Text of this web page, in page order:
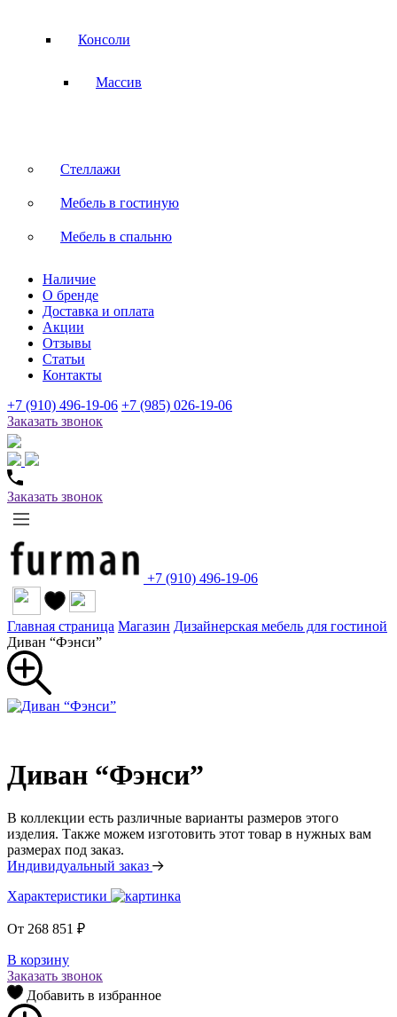
Консоли
Массив
Стеллажи
Мебель в гостиную
Мебель в спальню
Наличие
О бренде
Доставка и оплата
Акции
Отзывы
Статьи
Контакты
+7 (910) 496-19-06 +7 (985) 026-19-06
Заказать звонок
Заказать звонок
+7 (910) 496-19-06
Главная страница Магазин Дизайнерская мебель для гостиной
Диван “Фэнси”
Диван “Фэнси”
В коллекции есть различные варианты размеров этого
изделия. Также можем изготовить этот товар в нужных вам
размерах под заказ.
Индивидуальный заказ
Характеристики
От 268 851 ₽
В корзину
Заказать звонок
Добавить в избранное